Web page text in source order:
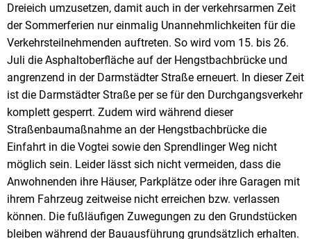
Dreieich umzusetzen, damit auch in der verkehrsarmen Zeit
der Sommerferien nur einmalig Unannehmlichkeiten für die
Verkehrsteilnehmenden auftreten. So wird vom 15. bis 26.
Juli die Asphaltoberfläche auf der Hengstbachbrücke und
angrenzend in der Darmstädter Straße erneuert. In dieser Zeit
ist die Darmstädter Straße per se für den Durchgangsverkehr
komplett gesperrt. Zudem wird während dieser
Straßenbaumaßnahme an der Hengstbachbrücke die
Einfahrt in die Vogtei sowie den Sprendlinger Weg nicht
möglich sein. Leider lässt sich nicht vermeiden, dass die
Anwohnenden ihre Häuser, Parkplätze oder ihre Garagen mit
ihrem Fahrzeug zeitweise nicht erreichen bzw. verlassen
können. Die fußläufigen Zuwegungen zu den Grundstücken
bleiben während der Bauausführung grundsätzlich erhalten.